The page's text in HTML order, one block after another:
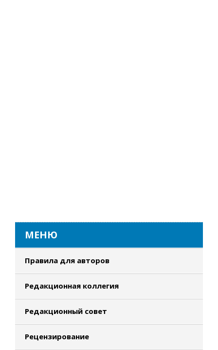
МЕНЮ
Правила для авторов
Редакционная коллегия
Редакционный совет
Рецензирование